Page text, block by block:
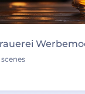
scenes